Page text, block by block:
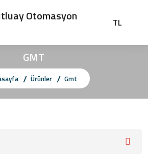
TL
GMT
Ürünler Gmt